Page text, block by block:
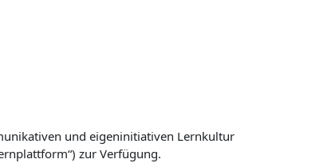
und eigeninitiativen Lernkultur
zur Verfügung.